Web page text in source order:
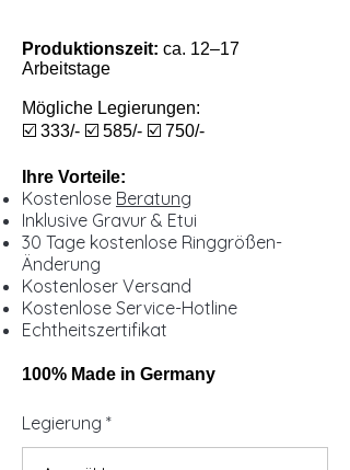
Produktionszeit: ca. 12–17
Arbeitstage
Mögliche Legierungen:
☑️ 333/- ☑️ 585/- ☑️ 750/-
Ihre Vorteile:
Kostenlose Beratung
Inklusive Gravur & Etui
30 Tage kostenlose Ringgrößen-
Änderung
Kostenloser Versand
Kostenlose Service-Hotline
Echtheitszertifikat
100% Made in Germany
Legierung